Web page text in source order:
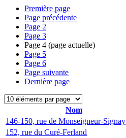
Première page
Page précédente
Page 2
Page 3
Page 4 (page actuelle)
Page 5
Page 6
Page suivante
Dernière page
Nom
146-150, rue de Monseigneur-Signay
152, rue du Curé-Ferland